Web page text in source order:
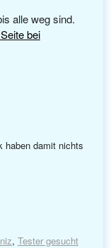
alle weg sind.
bei
haben damit nichts
, Tester gesucht